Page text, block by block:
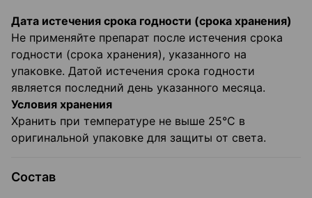
Дата истечения срока годности (срока хранения)
Не применяйте препарат после истечения срока
годности (срока хранения), указанного на
упаковке. Датой истечения срока годности
является последний день указанного месяца.
Условия хранения
Хранить при температуре не выше 25°С в
оригинальной упаковке для защиты от света.
Состав